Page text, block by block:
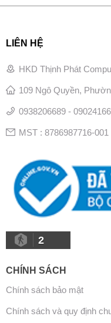
LIÊN HỆ
HKD Thịnh Phát
109 Ngô Quyền,
0938206689 -
MST : 8786987716-001
2
CHÍNH SÁCH
Chính sách bảo mật
Chính sách và quy định